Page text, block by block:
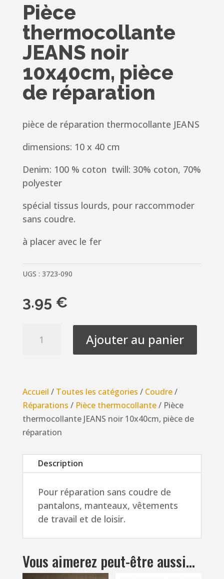
Pièce
thermocollante
JEANS noir
10x40cm, pièce
de réparation
pièce de réparation thermocollante JEANS
dimensions: 10 x 40 cm
Denim: 100 % coton twill: 30% coton, 70%
polyester
spécial tissus lourds, pour raccommoder
sans coudre.
à placer avec le fer
UGS : 3723-090
3.95 €
noir
10x40cm,
pièce
de
réparation
Ajouter au panier
Accueil / Toutes les catégories / Coudre/
Réparations / Pièce thermocollante/ Pièce
thermocollante JEANS noir 10x40cm, pièce de
réparation
Description
Pour réparation sans coudre de
pantalons, manteaux, vêtements
de travail et de loisir.
Vous aimerez peut-être aussi…